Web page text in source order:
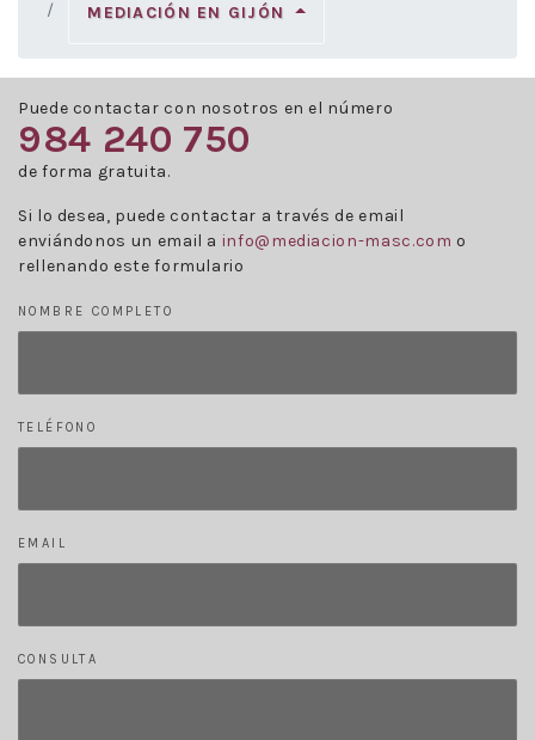
MEDIACIÓN EN GIJÓN
Puede contactar con nosotros en el número
984 240 750
de forma gratuita.
Si lo desea, puede contactar a través de email
enviándonos un email a info@mediacion-masc.com o
rellenando este formulario
NOMBRE COMPLETO
TELÉFONO
EMAIL
CONSULTA